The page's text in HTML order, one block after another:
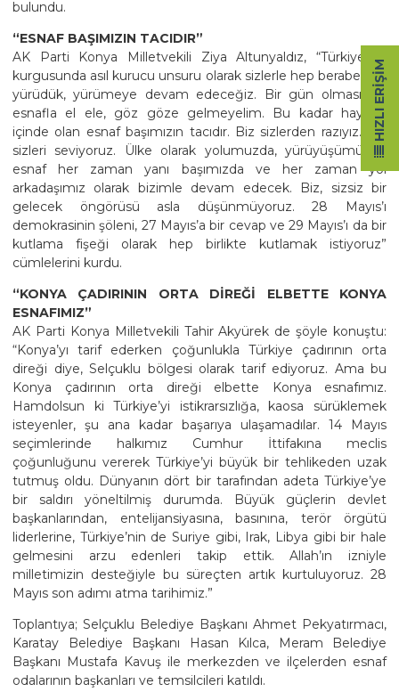
bulundu.
“ESNAF BAŞIMIZIN TACIDIR”
AK Parti Konya Milletvekili Ziya Altunyaldız, “Türkiye’nin
kurgusunda asıl kurucu unsuru olarak sizlerle hep beraber yol
yürüdük, yürümeye devam edeceğiz. Bir gün olmasın ki
esnafla el ele, göz göze gelmeyelim. Bu kadar hayatın
içinde olan esnaf başımızın tacıdır. Biz sizlerden razıyız. Biz
sizleri seviyoruz. Ülke olarak yolumuzda, yürüyüşümüzde
esnaf her zaman yanı başımızda ve her zaman yol
arkadaşımız olarak bizimle devam edecek. Biz, sizsiz bir
gelecek öngörüsü asla düşünmüyoruz. 28 Mayıs’ı
demokrasinin şöleni, 27 Mayıs’a bir cevap ve 29 Mayıs’ı da bir
kutlama fişeği olarak hep birlikte kutlamak istiyoruz”
cümlelerini kurdu.
“KONYA ÇADIRININ ORTA DİREĞİ ELBETTE KONYA
ESNAFIMIZ”
AK Parti Konya Milletvekili Tahir Akyürek de şöyle konuştu:
“Konya’yı tarif ederken çoğunlukla Türkiye çadırının orta
direği diye, Selçuklu bölgesi olarak tarif ediyoruz. Ama bu
Konya çadırının orta direği elbette Konya esnafımız.
Hamdolsun ki Türkiye’yi istikrarsızlığa, kaosa sürüklemek
isteyenler, şu ana kadar başarıya ulaşamadılar. 14 Mayıs
seçimlerinde halkımız Cumhur İttifakına meclis
çoğunluğunu vererek Türkiye’yi büyük bir tehlikeden uzak
tutmuş oldu. Dünyanın dört bir tarafından adeta Türkiye’ye
bir saldırı yöneltilmiş durumda. Büyük güçlerin devlet
başkanlarından, entelijansiyasına, basınına, terör örgütü
liderlerine, Türkiye’nin de Suriye gibi, Irak, Libya gibi bir hale
gelmesini arzu edenleri takip ettik. Allah’ın izniyle
milletimizin desteğiyle bu süreçten artık kurtuluyoruz. 28
Mayıs son adımı atma tarihimiz.”
Toplantıya; Selçuklu Belediye Başkanı Ahmet Pekyatırmacı,
Karatay Belediye Başkanı Hasan Kılca, Meram Belediye
Başkanı Mustafa Kavuş ile merkezden ve ilçelerden esnaf
odalarının başkanları ve temsilcileri katıldı.
HIZLI ERIŞIM